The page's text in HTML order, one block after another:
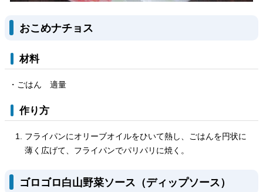
おこめナチョス
材料
・ごはん 適量
作り方
フライパンにオリーブオイルをひいて熱し、ごはんを円状に
薄く広げて、フライパンでパリパリに焼く。
ゴロゴロ白山野菜ソース（ディップソース）